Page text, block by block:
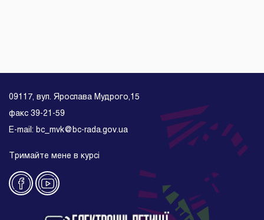
09117, вул. Ярослава Мудрого,15
факс 39-21-59
E-mail: bc_mvk@bc-rada.gov.ua
Тримайте мене в курсі